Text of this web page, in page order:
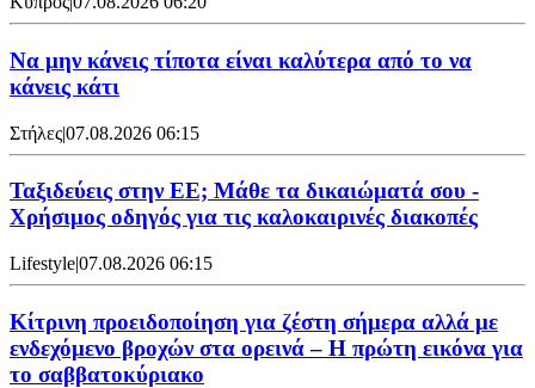
Να μην κάνεις τίποτα είναι καλύτερα από το να
κάνεις κάτι
Στήλες|07.08.2026 06:15
Ταξιδεύεις στην ΕΕ; Μάθε τα δικαιώματά σου -
Χρήσιμος οδηγός για τις καλοκαιρινές διακοπές
Lifestyle|07.08.2026 06:15
Κίτρινη προειδοποίηση για ζέστη σήμερα αλλά με
ενδεχόμενο βροχών στα ορεινά – Η πρώτη εικόνα για
το σαββατοκύριακο